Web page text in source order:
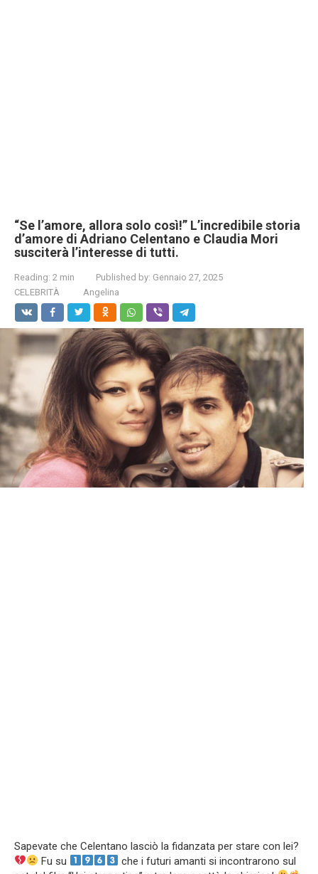
“Se l’amore, allora solo così!” L’incredibile storia
d’amore di Adriano Celentano e Claudia Mori
susciterà l’interesse di tutti.
Reading: 2 min Published by: Gennaio 27, 2025
CELEBRITÀ
Angelina
Sapevate che Celentano lasciò la fidanzata per stare con lei?
Fu su
che i futuri amanti si incontrarono sul